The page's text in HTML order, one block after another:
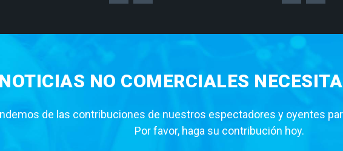
NO COMERCIALES
de las contribuciones de nuestros espectadores y oyentes
Por favor, haga su contribución hoy.